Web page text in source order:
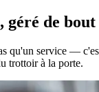
géré de
qu'un service —
trottoir à la porte.